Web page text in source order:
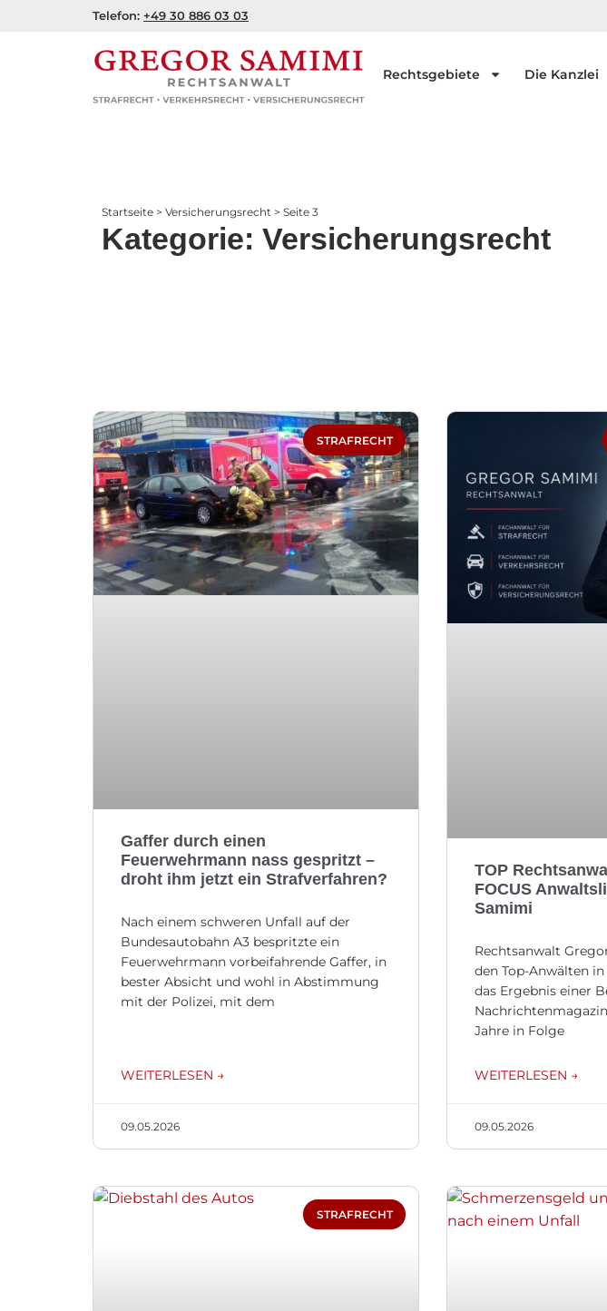
Telefon: +49 30 886 03 03
Rechtsgebiete Die Kanzlei
Startseite > Versicherungsrecht > Seite 3
Kategorie: Versicherungsrecht
STRAFRECHT
Gaffer durch einen
Feuerwehrmann nass gespritzt –
droht ihm jetzt ein Strafverfahren?
Nach einem schweren Unfall auf der
Bundesautobahn A3 bespritzte ein
Feuerwehrmann vorbeifahrende Gaffer, in
bester Absicht und wohl in Abstimmung
mit der Polizei, mit dem
WEITERLESEN →
09.05.2026
TOP
FOCUS
Samimi
Rechtsanwalt
den Top-Anwälten
das Ergebnis einer
Jahre in Folge
WEITERLESEN →
09.05.2026
STRAFRECHT